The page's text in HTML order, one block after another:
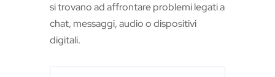
si trovano ad affrontare problemi legati a
chat, messaggi, audio o dispositivi
digitali.